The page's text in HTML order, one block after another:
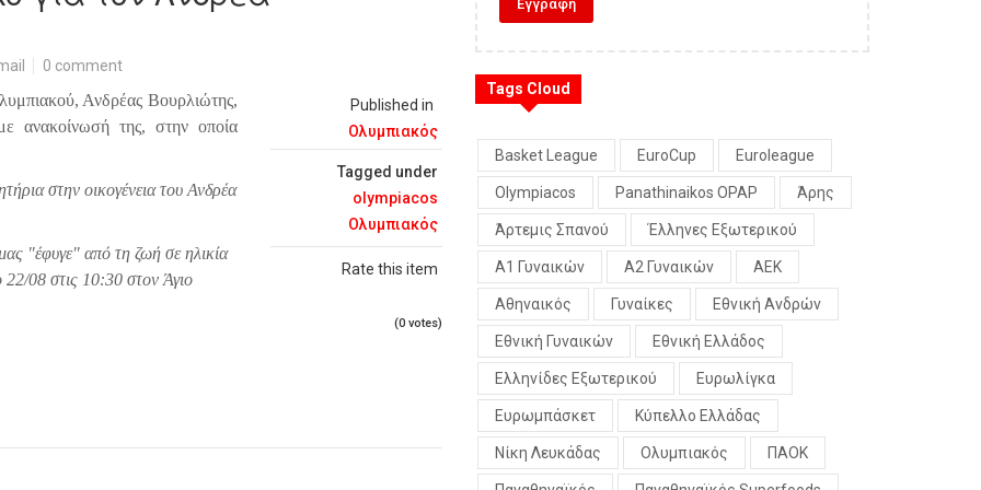
0 comment
Published in
Ολυμπιακός
Tagged under
olympiacos
Ολυμπιακός
Rate this item
(0 votes)
Ανδρέας Βουρλιώτης,
ανακοίνωσή της, στην οποία
στην οικογένεια του Ανδρέα
"έφυγε" από τη ζωή σε ηλικία
08 στις 10:30 στον Άγιο
Tags Cloud
Basket League EuroCup Euroleague
Olympiacos Panathinaikos OPAP Άρης
Άρτεμις Σπανού Έλληνες Εξωτερικού
Α1 Γυναικών Α2 Γυναικών ΑΕΚ
Αθηναικός Γυναίκες Εθνική Ανδρών
Εθνική Γυναικών Εθνική Ελλάδος
Ελληνίδες Εξωτερικού Ευρωλίγκα
Ευρωμπάσκετ Κύπελλο Ελλάδας
Νίκη Λευκάδας Ολυμπιακός ΠΑΟΚ